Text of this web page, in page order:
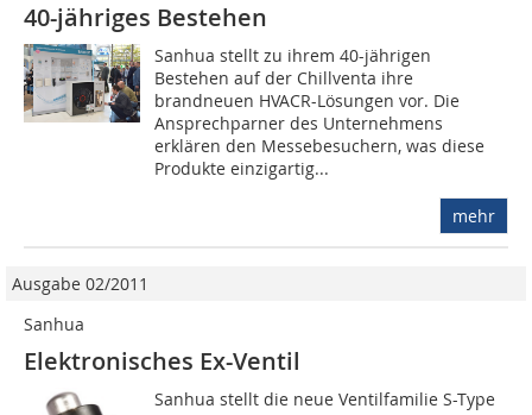
40-jähriges Bestehen
Sanhua stellt zu ihrem 40-jährigen
Bestehen auf der Chillventa ihre
brandneuen HVACR-Lösungen vor. Die
Ansprechparner des Unternehmens
erklären den Messebesuchern, was diese
Produkte einzigartig...
mehr
Ausgabe 02/2011
Sanhua
Elektronisches Ex-Ventil
Sanhua stellt die neue Ventilfamilie S-Type